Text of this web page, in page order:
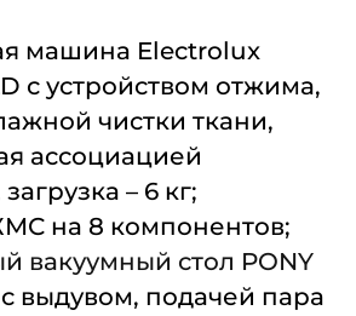
машина Electrolux
с устройством отжима,
чистки ткани,
ассоциацией
– 6 кг;
на 8 компонентов;
вакуумный стол PONY
выдувом, подачей пара